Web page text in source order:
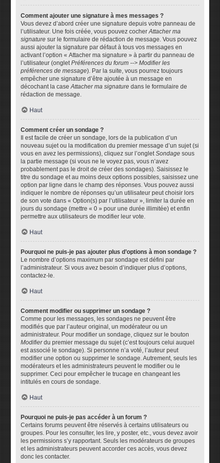
Comment ajouter une signature à mes messages ?
Vous devez d’abord créer une signature depuis votre panneau de
l’utilisateur. Une fois créée, vous pouvez cocherAttacher ma
signature sur le formulaire de rédaction de message. Vous pouvez
aussi ajouter la signature par défaut à tous vos messages en
activant l’option « Attacher ma signature » à partir du panneau de
l’utilisateur (ongletPréférences du forum --> Modifier les
préférences de message). Par la suite, vous pourrez toujours
empêcher une signature d’être ajoutée à un message en
décochant la caseAttacher ma signature dans le formulaire de
rédaction de message.
Haut
Comment créer un sondage ?
Il est facile de créer un sondage, lors de la publication d’un
nouveau sujet ou la modification du premier message d’un sujet (si
vous en avez les permissions), cliquez sur l’ongletSondage sous
la partie message (si vous ne le voyez pas, vous n’avez
probablement pas le droit de créer des sondages). Saisissez le
titre du sondage et au moins deux options possibles, saisissez une
option par ligne dans le champ des réponses. Vous pouvez aussi
indiquer le nombre de réponses qu’un utilisateur peut choisir lors
de son vote dans « Option(s) par l’utilisateur », limiter la durée en
jours du sondage (mettre « 0 » pour une durée illimitée) et enfin
permettre aux utilisateurs de modifier leur vote.
Haut
Pourquoi ne puis-je pas ajouter plus d’options à mon sondage ?
Le nombre d’options maximum par sondage est défini par
l’administrateur. Si vous avez besoin d’indiquer plus d’options,
contactez-le.
Haut
Comment modifier ou supprimer un sondage ?
Comme pour les messages, les sondages ne peuvent être
modifiés que par l’auteur original, un modérateur ou un
administrateur. Pour modifier un sondage, cliquez sur le bouton
Modifierdu premier message du sujet (c’est toujours celui auquel
est associé le sondage). Si personne n’a voté, l’auteur peut
modifier une option ou supprimer le sondage. Autrement, seuls les
modérateurs et les administrateurs peuvent le modifier ou le
supprimer. Ceci pour empêcher le trucage en changeant les
intitulés en cours de sondage.
Haut
Pourquoi ne puis-je pas accéder à un forum ?
Certains forums peuvent être réservés à certains utilisateurs ou
groupes. Pour les consulter, les lire, y poster, etc., vous devez avoir
les permissions s’y rapportant. Seuls les modérateurs de groupes
et les administrateurs peuvent accorder ces accès, vous devez
donc les contacter.